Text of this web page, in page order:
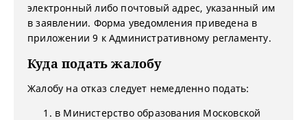
электронный либо почтовый адрес, указанный им
в заявлении. Форма уведомления приведена в
приложении 9 к Административному регламенту.
Куда подать жалобу
Жалобу на отказ следует немедленно подать:
в Министерство образования Московской